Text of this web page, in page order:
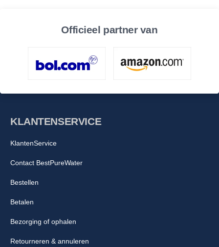
Officieel partner van
KLANTENSERVICE
KlantenService
Contact BestPureWater
Bestellen
Betalen
Bezorging of ophalen
Retourneren & annuleren